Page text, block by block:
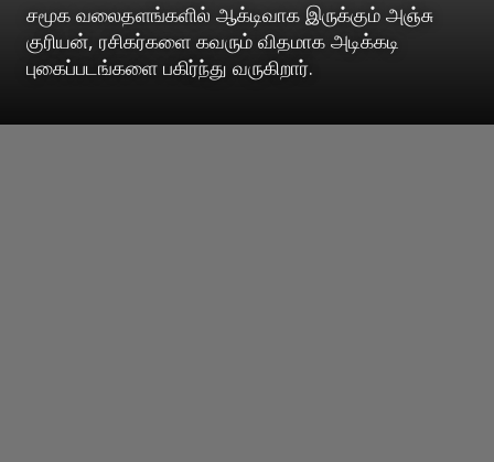
சமூக வலைதளங்களில் ஆக்டிவாக இருக்கும் அஞ்சு
குரியன், ரசிகர்களை கவரும் விதமாக அடிக்கடி
புகைப்படங்களை பகிர்ந்து வருகிறார்.